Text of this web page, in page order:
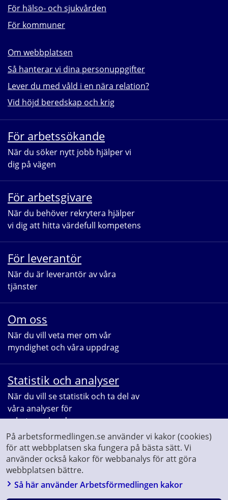
På arbetsformedlingen.se använder vi kakor (cookies)
för att webbplatsen ska fungera på bästa sätt. Vi
använder också kakor för webbanalys för att göra
webbplatsen bättre.
Så här använder Arbetsförmedlingen kakor
För hälso- och sjukvården
För kommuner
Om webbplatsen
Så hanterar vi dina personuppgifter
Lever du med våld i en nära relation?
Vid höjd beredskap och krig
För arbetssökande
När du söker nytt jobb hjälper vi
dig på vägen
För arbetsgivare
När du behöver rekrytera hjälper
vi dig att hitta värdefull kompetens
För leverantör
När du är leverantör av våra
tjänster
Om oss
När du vill veta mer om vår
myndighet och våra uppdrag
Statistik och analyser
När du vill se statistik och ta del av
våra analyser för
arbetsmarknaden